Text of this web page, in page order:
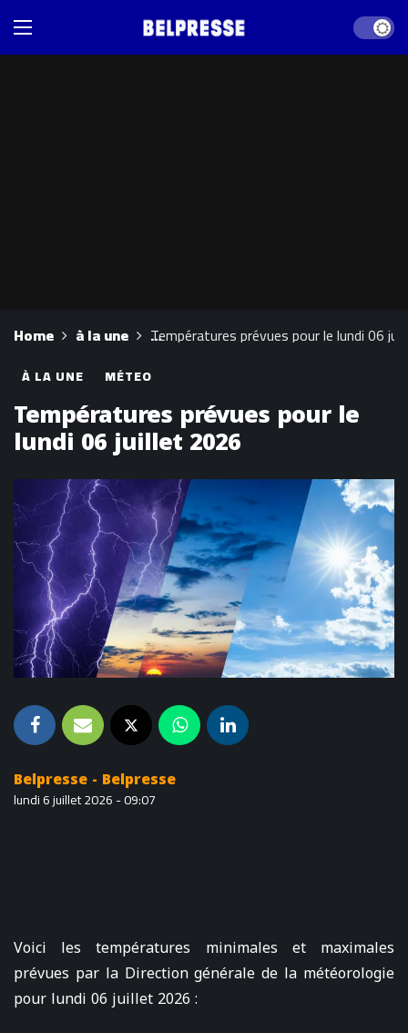
Dark
Home à la une Températures prévues pour le lundi 06
À LA UNE MÉTEO
Températures prévues pour le
lundi 06 juillet 2026
Belpresse - Belpresse
lundi 6 juillet 2026 - 09:07
Voici les températures minimales et maximales
prévues par la Direction générale de la météorologie
pour lundi 06 juillet 2026 :